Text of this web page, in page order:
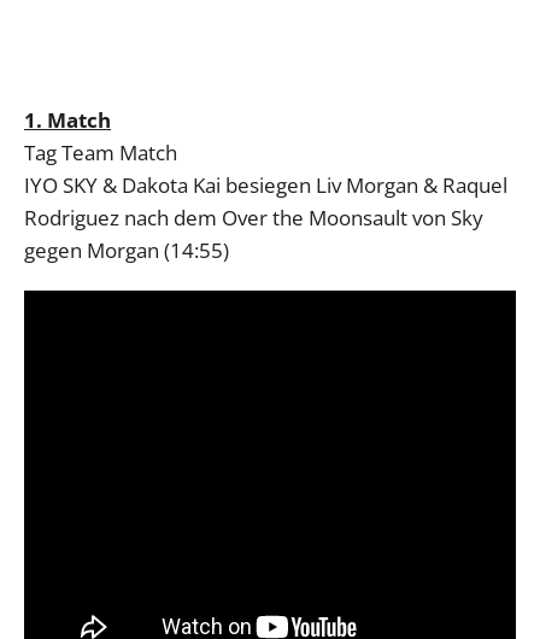
1. Match
Tag Team Match
IYO SKY & Dakota Kai besiegen Liv Morgan & Raquel
Rodriguez nach dem Over the Moonsault von Sky
gegen Morgan (14:55)